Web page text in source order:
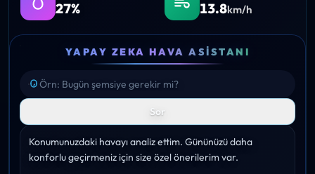
27% 13.8km/h
YAPAY ZEKA HAVA ASISTANI
Sor
Konumunuzdaki havayı analiz ettim. Gününüzü daha
konforlu geçirmeniz için size özel önerilerim var.